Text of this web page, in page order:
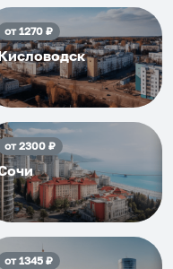
от1270₽
от2300₽
от1345₽